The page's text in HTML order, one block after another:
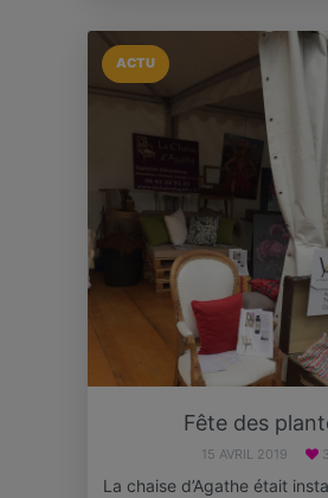
ACTU
Fête des
15 AVRIL 2019 3
La chaise d’Agathe était